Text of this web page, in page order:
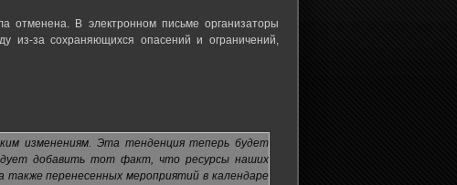
отменена. В электронном письме организаторы
из-за сохраняющихся опасений и ограничений,
изменениям. Эта тенденция теперь будет
добавить тот факт, что ресурсы наших
также перенесенных мероприятий в календаре